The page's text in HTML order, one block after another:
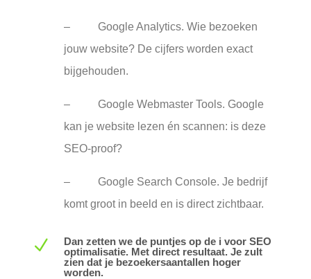
– Google Analytics. Wie bezoeken
jouw website? De cijfers worden exact
bijgehouden.
– Google Webmaster Tools. Google
kan je website lezen én scannen: is deze
SEO-proof?
– Google Search Console. Je bedrijf
komt groot in beeld en is direct zichtbaar.
N
Dan zetten we de puntjes op de i voor SEO
optimalisatie. Met direct resultaat. Je zult
zien dat je bezoekersaantallen hoger
worden.